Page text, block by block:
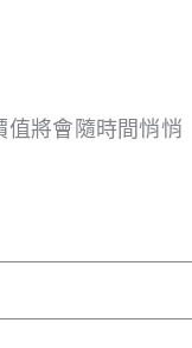
值將會隨時間悄悄